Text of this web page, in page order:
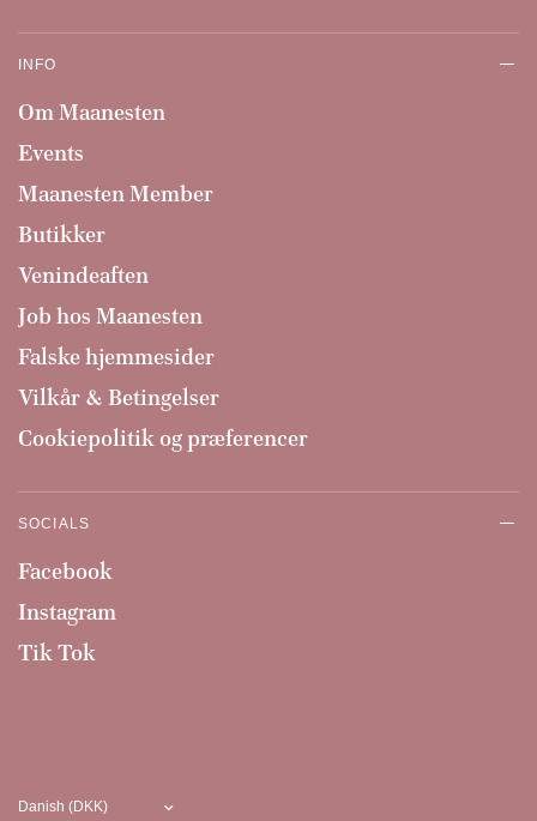
INFO
Om Maanesten
Events
Maanesten Member
Butikker
Venindeaften
Job hos Maanesten
Falske hjemmesider
Vilkår & Betingelser
Cookiepolitik og præferencer
SOCIALS
Facebook
Instagram
Tik Tok